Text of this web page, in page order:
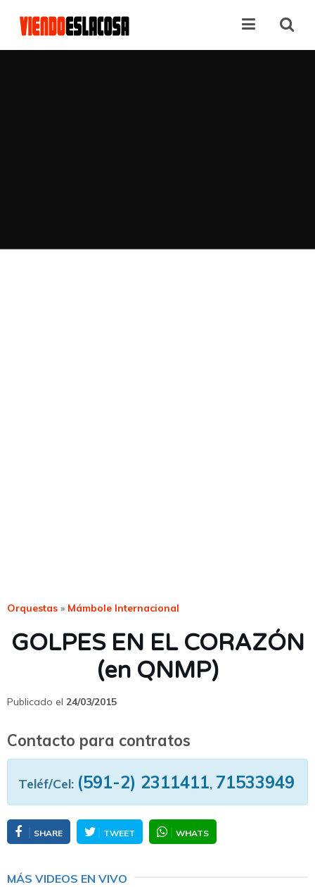
Orquestas » Mámbole Internacional
GOLPES EN EL CORAZÓN
(en QNMP)
Publicado el 24/03/2015
Contacto para contratos
Teléf/Cel: (591-2) 2311411, 71533949
SHARE TWEET WHATS
MÁS VIDEOS EN VIVO